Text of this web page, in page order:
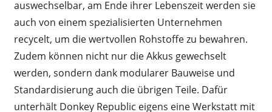
auswechselbar, am Ende ihrer Lebenszeit werden sie
auch von einem spezialisierten Unternehmen
recycelt, um die wertvollen Rohstoffe zu bewahren.
Zudem können nicht nur die Akkus gewechselt
werden, sondern dank modularer Bauweise und
Standardisierung auch die übrigen Teile. Dafür
unterhält Donkey Republic eigens eine Werkstatt mit